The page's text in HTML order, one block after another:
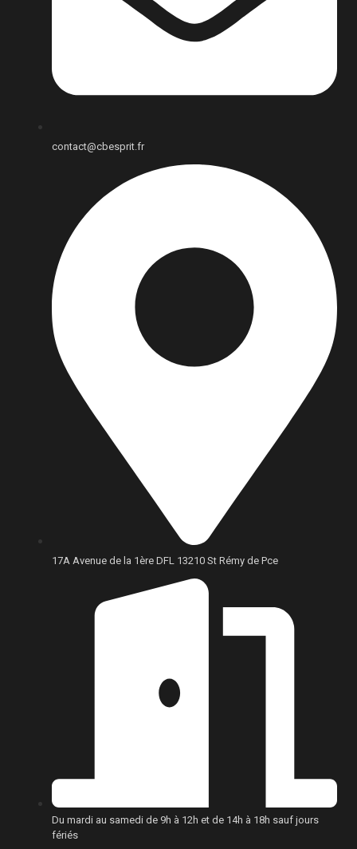
contact@cbesprit.fr
17A Avenue de la 1ère DFL 13210 St Rémy de Pce
Du mardi au samedi de 9h à 12h et de 14h à 18h sauf jours
fériés